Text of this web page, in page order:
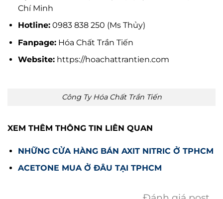
Chí Minh
Hotline:0983 838 250 (Ms Thủy)
Fanpage:Hóa Chất Trần Tiến
Website:https://hoachattrantien.com
Công Ty Hóa Chất Trần Tiến
XEM THÊM THÔNG TIN LIÊN QUAN
NHỮNG CỬA HÀNG BÁN AXIT NITRIC Ở TPHCM
ACETONE MUA Ở ĐÂU TẠI TPHCM